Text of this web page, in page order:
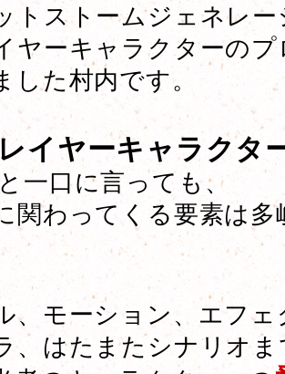
トストームジェネレ
ヤーキャラクターの
した村内です。
イヤーキャラクタ
と一口に言っても、
関わってくる要素は多
、モーション、エフェ
、はたまたシナリオま